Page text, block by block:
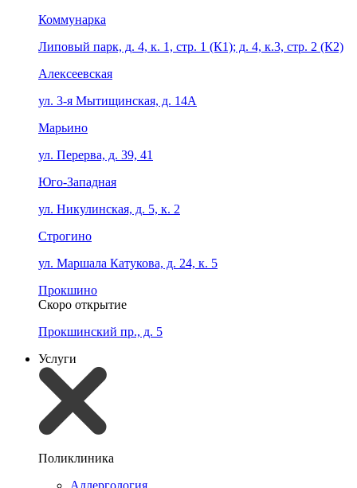
Коммунарка
Липовый парк, д. 4, к. 1, стр. 1 (К1); д. 4, к.3, стр. 2 (К2)
Алексеевская
ул. 3-я Мытищинская, д. 14А
Марьино
ул. Перерва, д. 39, 41
Юго-Западная
ул. Никулинская, д. 5, к. 2
Строгино
ул. Маршала Катукова, д. 24, к. 5
Прокшино
Скоро открытие
Прокшинский пр., д. 5
Услуги
Поликлиника
Аллергология